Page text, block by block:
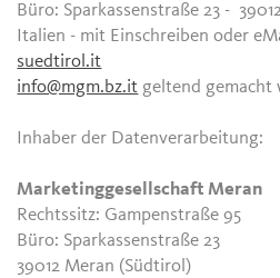
Büro: Sparkassenstraße 23 -
Italien - mit Einschreiben oder
suedtirol.it
info@mgm.bz.it geltend gemacht
Inhaber der Datenverarbeitung:
Marketinggesellschaft Meran
Rechtssitz: Gampenstraße 95
Büro: Sparkassenstraße 23
39012 Meran (Südtirol)